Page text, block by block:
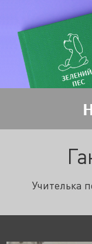
Учителька